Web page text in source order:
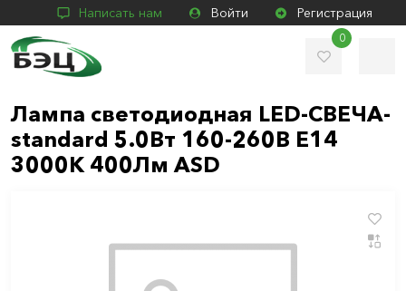
Написать нам Войти Регистрация
0
Лампа светодиодная LED-СВЕЧА-
standard 5.0Вт 160-260В Е14
3000К 400Лм ASD